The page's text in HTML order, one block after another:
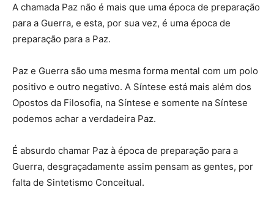
A chamada Paz não é mais que uma época de preparação
para a Guerra, e esta, por sua vez, é uma época de
preparação para a Paz.
Paz e Guerra são uma mesma forma mental com um polo
positivo e outro negativo. A Síntese está mais além dos
Opostos da Filosofia, na Síntese e somente na Síntese
podemos achar a verdadeira Paz.
É absurdo chamar Paz à época de preparação para a
Guerra, desgraçadamente assim pensam as gentes, por
falta de Sintetismo Conceitual.